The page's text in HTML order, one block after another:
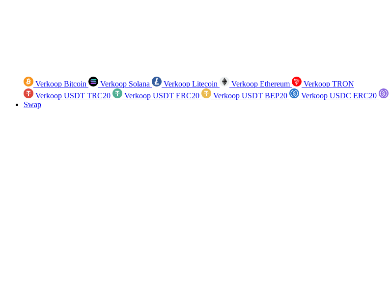
Verkoop Bitcoin Verkoop Solana Verkoop Litecoin Verkoop Ethereum
Verkoop TRON
Verkoop USDT TRC20
Verkoop USDT ERC20 Verkoop USDT BEP20 Verkoop USDC ERC20
Swap